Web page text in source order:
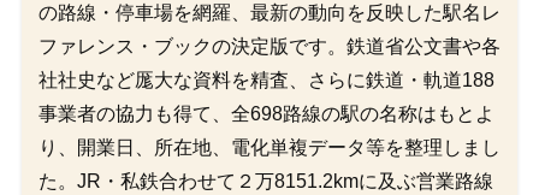
の路線・停車場を網羅、最新の動向を反映した駅名レ
ファレンス・ブックの決定版です。鉄道省公文書や各
社社史など厖大な資料を精査、さらに鉄道・軌道188
事業者の協力も得て、全698路線の駅の名称はもとよ
り、開業日、所在地、電化単複データ等を整理しまし
た。JR・私鉄合わせて２万8151.2kmに及ぶ営業路線